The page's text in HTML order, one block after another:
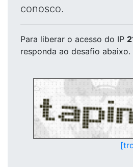
conosco.
Para liberar o acesso do IP
responda ao desafio abaixo.